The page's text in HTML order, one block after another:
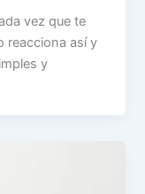
vez que te
reacciona así y
y